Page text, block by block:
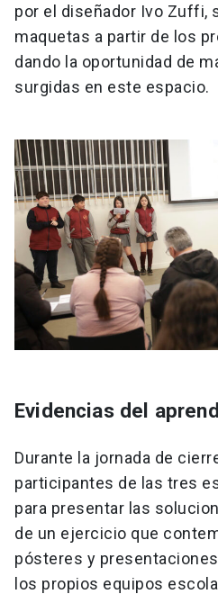
por el diseñador Ivo Zuffi,
maquetas a partir de los
dando la oportunidad de
surgidas en este espacio.
Evidencias del
Durante la jornada de
participantes de las tres
para presentar las
de un ejercicio que
pósteres y
los propios equipos